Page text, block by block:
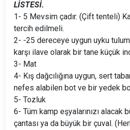
LİSTESİ.
1- 5 Mevsim çadır. (Çift tenteli)
tercih edilmeli.
2- -25 dereceye uygun uyku
karşı ilave olarak bir tane küçük
3- Mat
4- Kış dağcılığına uygun, sert
nefes alabilen bot ve bir yedek
5- Tozluk
6- Tüm kamp eşyalarınızı alacak
çantası ya da büyük bir çuval.